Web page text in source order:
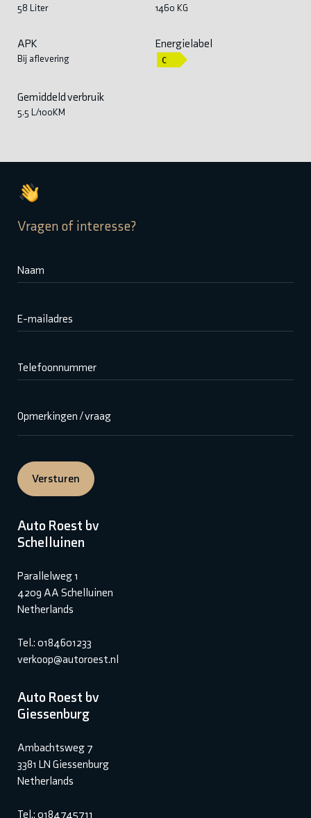
58 Liter 1460 KG
APK
Bij aflevering
Energielabel
Gemiddeld verbruik
5.5 L/100KM
Vragen of interesse?
Naam
E-mailadres
Telefoonnummer
Opmerkingen / vraag
Versturen
Auto Roest bv
Schelluinen
Parallelweg 1
4209 AA Schelluinen
Netherlands
Tel.: 0184601233
verkoop@autoroest.nl
Auto Roest bv
Giessenburg
Ambachtsweg 7
3381 LN Giessenburg
Netherlands
Tel.: 0184745711